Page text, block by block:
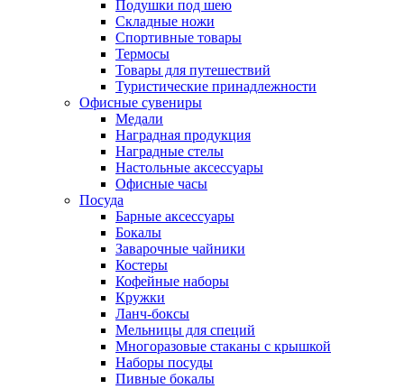
Подушки под шею
Складные ножи
Спортивные товары
Термосы
Товары для путешествий
Туристические принадлежности
Офисные сувениры
Медали
Наградная продукция
Наградные стелы
Настольные аксессуары
Офисные часы
Посуда
Барные аксессуары
Бокалы
Заварочные чайники
Костеры
Кофейные наборы
Кружки
Ланч-боксы
Мельницы для специй
Многоразовые стаканы с крышкой
Наборы посуды
Пивные бокалы